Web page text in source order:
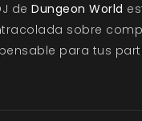
de Dungeon World
sobre
para tus